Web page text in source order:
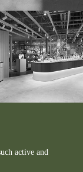
active and